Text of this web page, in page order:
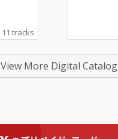
11 tracks
View More Digital Catalog